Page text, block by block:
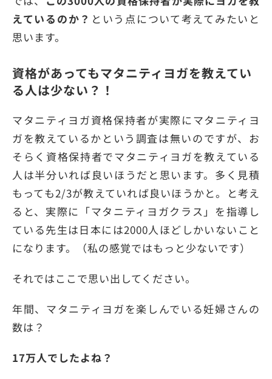
えているのか？ という点について考えてみたいと
思います。
資格があってもマタニティヨガを教えてい
る人は少ない？！
マタニティヨガ資格保持者が実際にマタニティヨ
ガを教えているかという調査は無いのですが、お
そらく資格保持者でマタニティヨガを教えている
人は半分いれば良いほうだと思います。多く見積
もっても2/3が教えていれば良いほうかと。と考え
ると、実際に「マタニティヨガクラス」を指導し
ている先生は日本には2000人ほどしかいないこと
になります。（私の感覚ではもっと少ないです）
それではここで思い出してください。
年間、マタニティヨガを楽しんでいる妊婦さんの
数は？
17万人でしたよね？